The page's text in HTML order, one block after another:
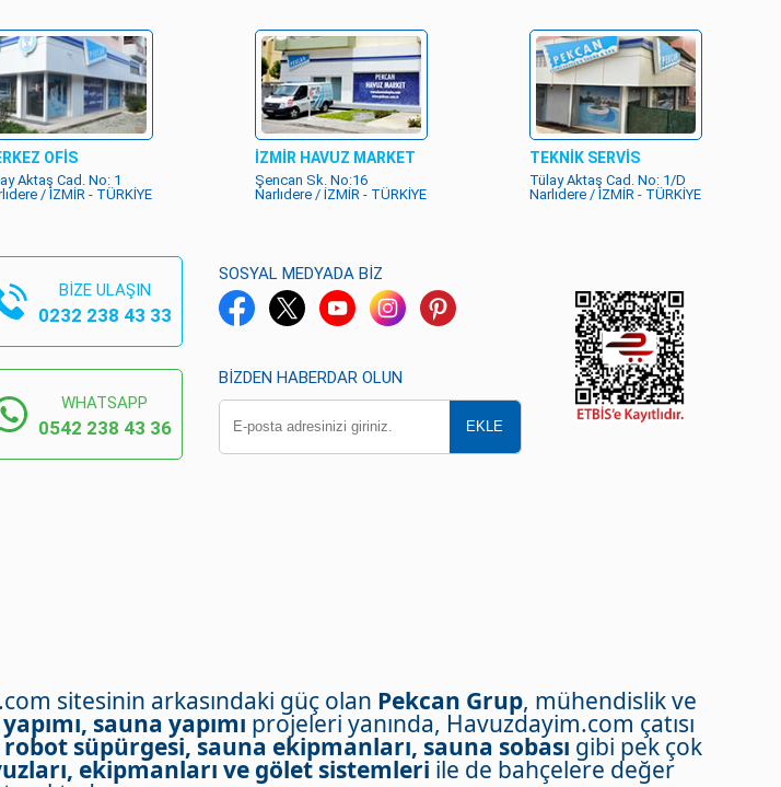
OFİS
Aktaş Cad. No: 1
/ İZMİR - TÜRKİYE
İZMİR HAVUZ MARKET
Şencan Sk. No:16
Narlıdere / İZMİR - TÜRKİYE
TEKNİK SERVİS
Tülay Aktaş Cad. No: 1/D
Narlıdere / İZMİR - TÜRKİYE
BİZE ULAŞIN
0232 238 43 33
WHATSAPP
0542 238 43 36
SOSYAL MEDYADA BİZ
BIZDEN HABERDAR OLUN
sitesinin arkasındaki güç olan Pekcan Grup, mühendislik ve
sauna yapımı projeleri yanında, Havuzdayim.com çatısı
süpürgesi, sauna ekipmanları, sauna sobası gibi pek çok
ekipmanları ve gölet sistemleri ile de bahçelere değer